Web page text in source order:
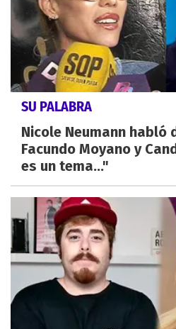
SU PALABRA
Nicole Neumann habló
Facundo Moyano y
es un tema..."